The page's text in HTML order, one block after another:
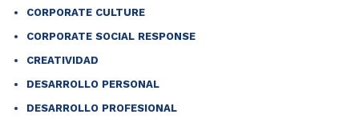
CORPORATE CULTURE
CORPORATE SOCIAL RESPONSE
CREATIVIDAD
DESARROLLO PERSONAL
DESARROLLO PROFESIONAL